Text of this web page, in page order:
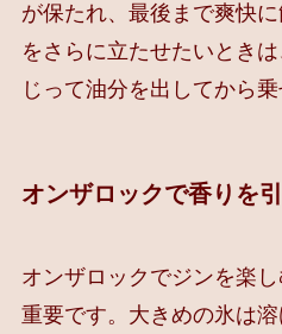
が保たれ、最後まで爽快
をさらに立たせたいとき
じって油分を出してから乗
オンザロックで香りを
オンザロックでジンを楽
重要です。大きめの氷は